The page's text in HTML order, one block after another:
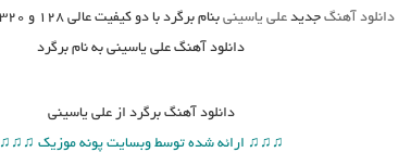
دانلود آهنگجدید علی یاسینیبنامبرگردبا دو کیفیت عالی ۱۲۸ و ۳۲۰ به همراه متن آهنگ
دانلود آهنگ علی یاسینی به نام برگرد
دانلود آهنگ برگرد از علی یاسینی
♫♫♫ ارائه شده توسط وبسایت پونه موزیک ♫♫♫